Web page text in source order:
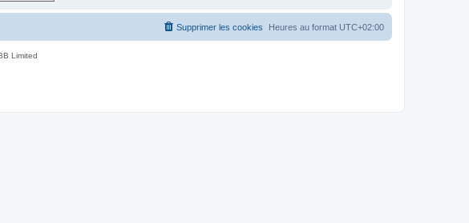
Heures au format UTC+02:00
Supprimer les cookies
Limited